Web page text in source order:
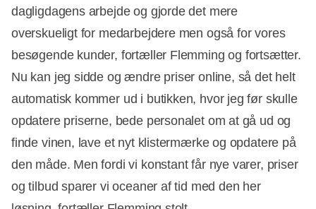
dagligdagens arbejde og gjorde det mere
overskueligt for medarbejdere men også for vores
besøgende kunder, fortæller Flemming og fortsætter.
Nu kan jeg sidde og ændre priser online, så det helt
automatisk kommer ud i butikken, hvor jeg før skulle
opdatere priserne, bede personalet om at gå ud og
finde vinen, lave et nyt klistermærke og opdatere på
den måde. Men fordi vi konstant får nye varer, priser
og tilbud sparer vi oceaner af tid med den her